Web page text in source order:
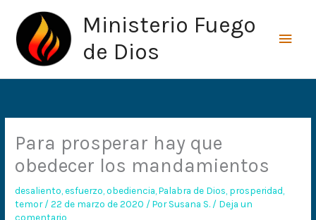
contenido
Ministerio Fuego
de Dios
Para prosperar hay que
obedecer los mandamientos
desaliento ,esfuerzo ,obediencia ,Palabra de Dios prosperidad
temor/22 de marzo de 2020 / PorSusana S. / Deja un
comentario